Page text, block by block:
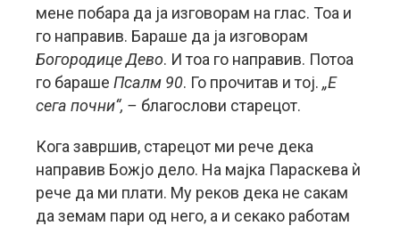
мене побара да ја изговорам на глас. Тоа и
го направив. Бараше да ја изговорам
Богородице Дево. И тоа го направив. Потоа
го бараше Псалм 90. Го прочитав и тој. „Е
сега почни“, – благослови старецот.
Кога завршив, старецот ми рече дека
направив Божјо дело. На мајка Параскева ѝ
рече да ми плати. Му реков дека не сакам
да земам пари од него, а и секако работам